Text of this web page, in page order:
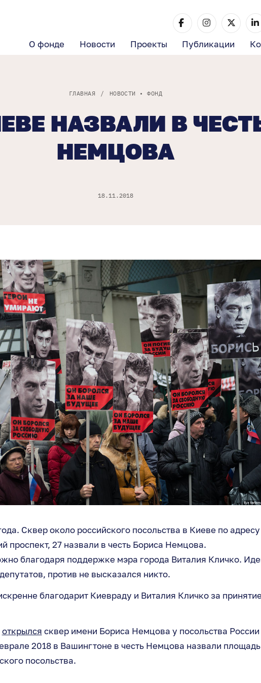
Публикации
Проекты
Новости
О фонде
ГЛАВНАЯ / НОВОСТИ •ФОНД
НАЗВАЛИ В
НЕМЦОВА
18.11.2018
Сквер около российского посольства в Киеве по адресу
проспект, 27 назвали в честь Бориса Немцова.
благодаря поддержке мэра города Виталия Кличко.
против не высказался никто.
благодарит Киевраду и Виталия Кличко за
открылся сквер имени Бориса Немцова у посольства России
2018 в Вашингтоне в честь Немцова назвали
посольства.